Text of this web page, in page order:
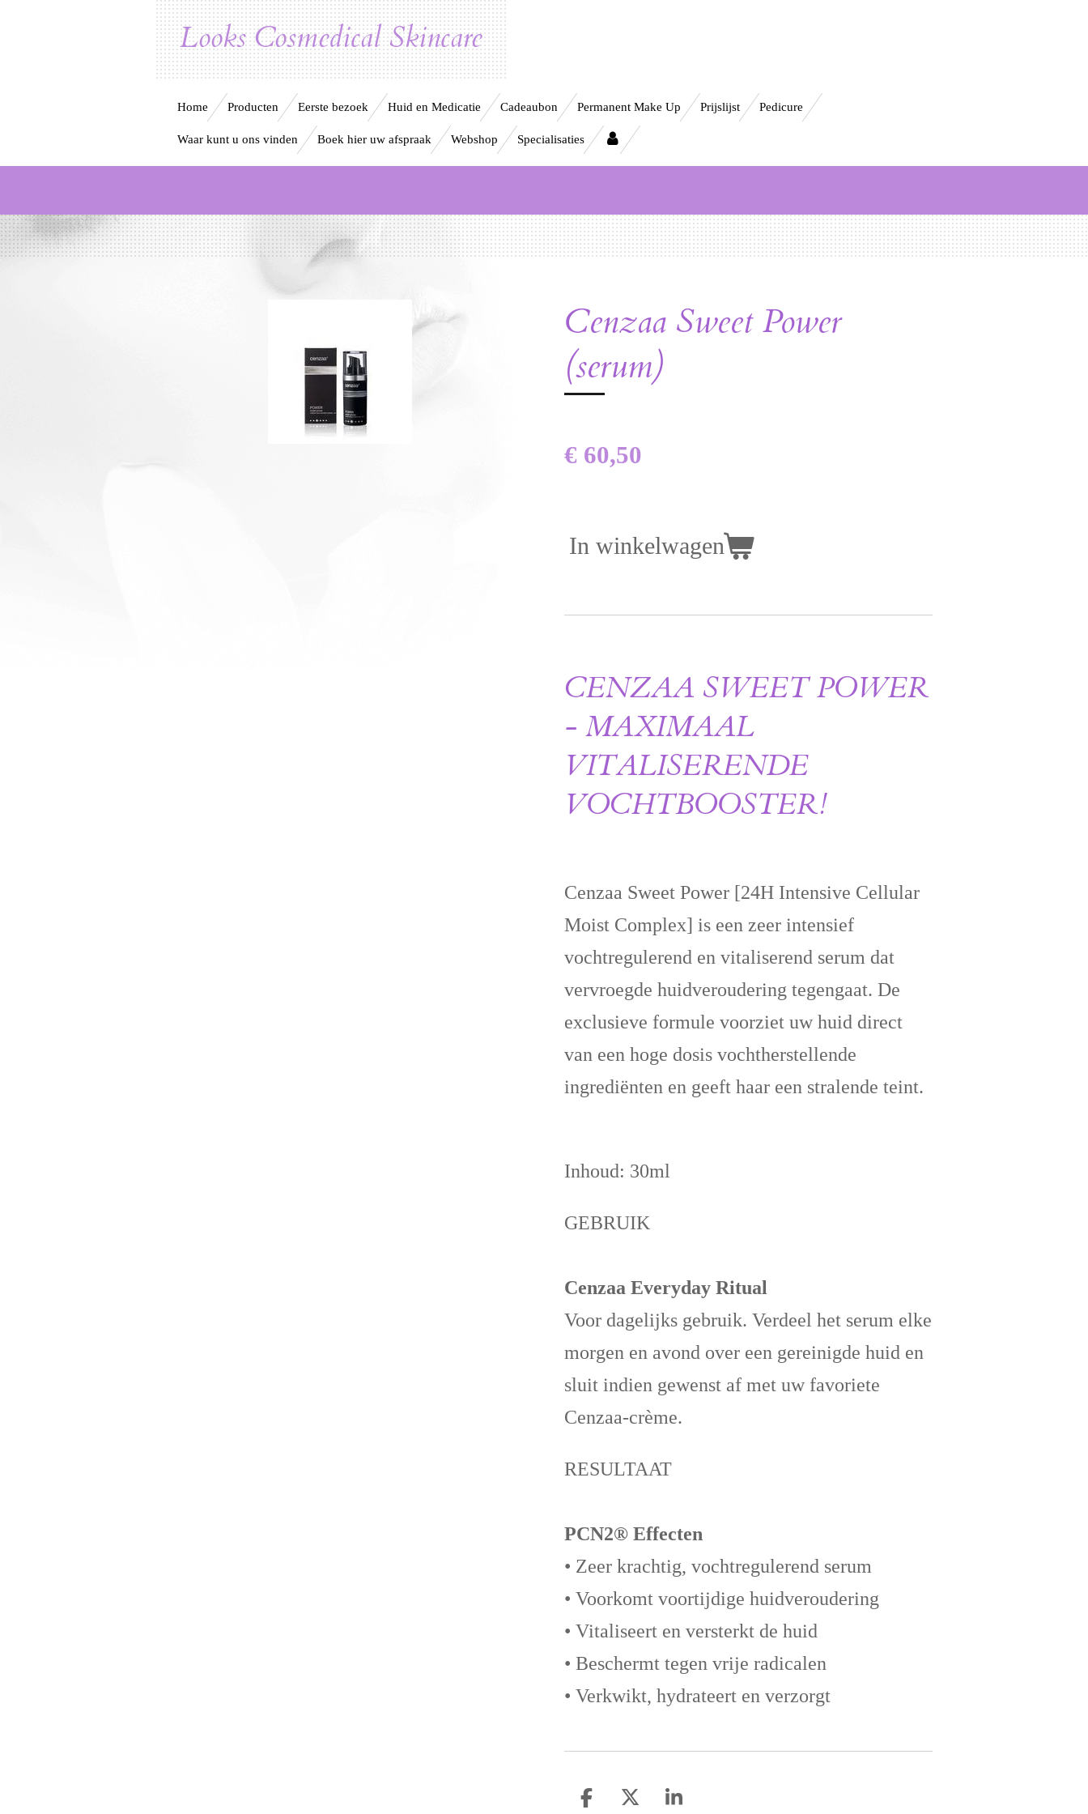
Looks Cosmedical Skincare
Home Producten Eerste bezoek Huid en Medicatie Cadeaubon Permanent Make Up Prijslijst Pedicure
Waar kunt u ons vinden Boek hier uw afspraak Webshop Specialisaties
Cenzaa Sweet Power
(serum)
€ 60,50
In winkelwagen
CENZAA SWEET POWER
- MAXIMAAL
VITALISERENDE
VOCHTBOOSTER!
Cenzaa Sweet Power [24H Intensive Cellular
Moist Complex] is een zeer intensief
vochtregulerend en vitaliserend serum dat
vervroegde huidveroudering tegengaat. De
exclusieve formule voorziet uw huid direct
van een hoge dosis vochtherstellende
ingrediënten en geeft haar een stralende teint.
Inhoud: 30ml
GEBRUIK
Cenzaa Everyday Ritual
Voor dagelijks gebruik. Verdeel het serum elke
morgen en avond over een gereinigde huid en
sluit indien gewenst af met uw favoriete
Cenzaa-crème.
RESULTAAT
PCN2® Effecten
• Zeer krachtig, vochtregulerend serum
• Voorkomt voortijdige huidveroudering
• Vitaliseert en versterkt de huid
• Beschermt tegen vrije radicalen
• Verkwikt, hydrateert en verzorgt
D D S